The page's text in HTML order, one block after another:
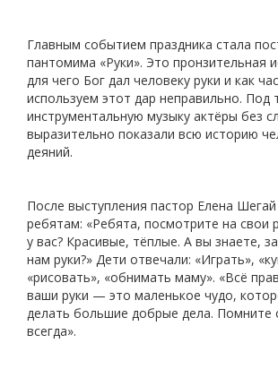
Главным событием праздника стала
пантомима «Руки». Это пронзительная
для чего Бог дал человеку руки и как
используем этот дар неправильно. Под
инструментальную музыку актёры без
выразительно показали всю историю
деяний.
После выступления пастор Елена
ребятам: «Ребята, посмотрите на свои
у вас? Красивые, тёплые. А вы знаете,
нам руки?» Дети отвечали: «Играть»,
«рисовать», «обнимать маму». «Всё
ваши руки — это маленькое чудо,
делать большие добрые дела. Помните
всегда».